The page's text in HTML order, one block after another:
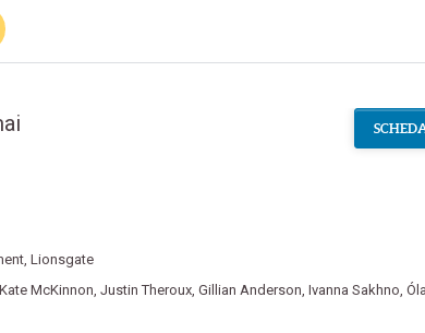
, Lionsgate
Kate McKinnon Justin Theroux, Gillian Anderson Ivanna Sakhno